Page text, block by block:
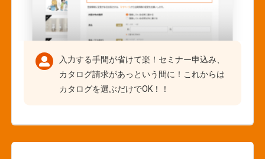
入力する手間が省けて楽！セミナー申込み、
カタログ請求があっという間に！これからは
カタログを選ぶだけでOK！！